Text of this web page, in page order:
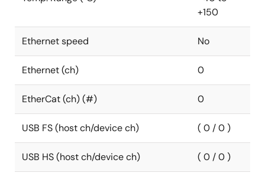
+150
Ethernet speed No
Ethernet (ch) 0
EtherCat (ch) (#) 0
USB FS (host ch/device ch) ( 0 / 0 )
USB HS (host ch/device ch) ( 0 / 0 )